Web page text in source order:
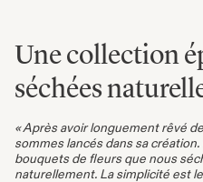
Une collection
séchées
« Après avoir longuement rêvé
sommes lancés dans sa
bouquets de fleurs que nous
naturellement. La simplicité est